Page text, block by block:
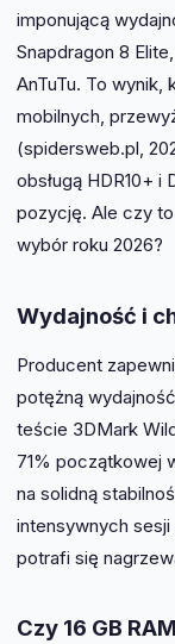
imponującą
Snapdragon 8
AnTuTu. To
mobilnych,
(spidersweb.pl,
obsługą HDR10+
pozycję. Ale czy
wybór roku 2026?
Wydajność i
Producent
potężną
teście 3DMark
71% początkowej
na solidną
intensywnych
potrafi się
Czy 16 GB